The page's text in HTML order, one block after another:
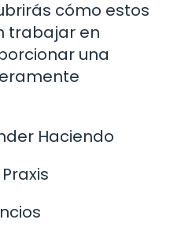
cómo estos
trabajar en
una
Haciendo